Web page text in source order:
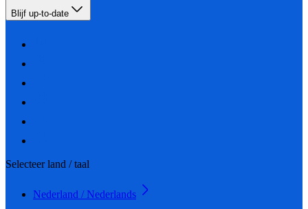
Blijf up-to-date
Selecteer land / taal
Nederland / Nederlands